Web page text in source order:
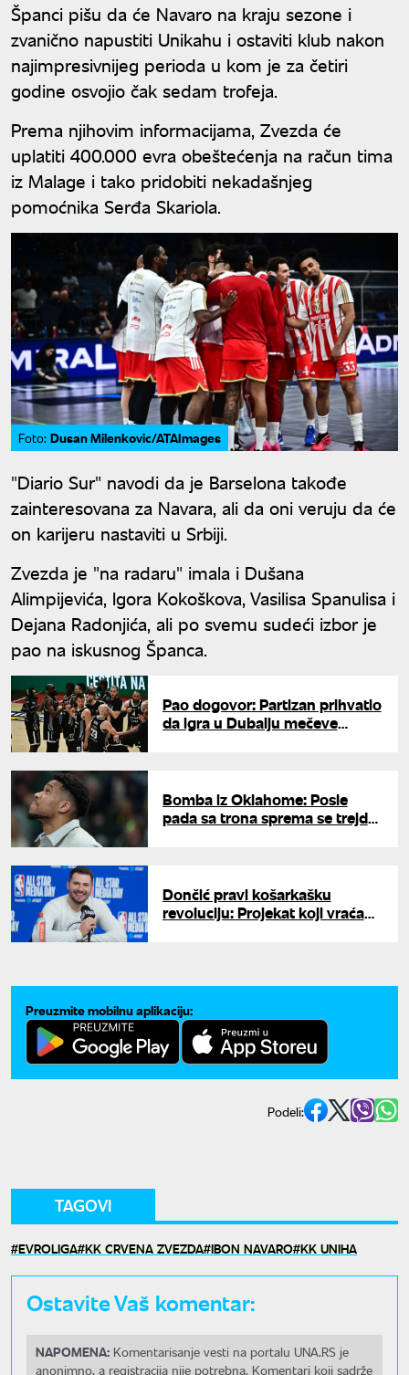
Španci pišu da će Navaro na kraju sezone i
zvanično napustiti Unikahu i ostaviti klub nakon
najimpresivnijeg perioda u kom je za četiri
godine osvojio čak sedam trofeja.
Prema njihovim informacijama, Zvezda će
uplatiti 400.000 evra obeštećenja na račun tima
iz Malage i tako pridobiti nekadašnjeg
pomoćnika Serđa Skariola.
Foto: Dusan Milenkovic/ATAImages
"Diario Sur" navodi da je Barselona takođe
zainteresovana za Navara, ali da oni veruju da će
on karijeru nastaviti u Srbiji.
Zvezda je "na radaru" imala i Dušana
Alimpijevića, Igora Kokoškova, Vasilisa Spanulisa i
Dejana Radonjića, ali po svemu sudeći izbor je
pao na iskusnog Španca.
Pao dogovor: Partizan prihvatio
da igra u Dubaiju mečeve
Bomba iz Oklahome: Posle
pada sa trona sprema se trejd
Dončić pravi košarkašku
revoluciju: Projekat koji vraća
Preuzmite mobilnu aplikaciju:
Podeli:
TAGOVI
EVROLIGA KK CRVENA ZVEZDA IBON NAVARO KK UNIHA
Ostavite Vaš komentar:
NAPOMENA: Komentarisanje vesti na portalu UNA.RS je
anonimno, a registracija nije potrebna. Komentari koji sadrže